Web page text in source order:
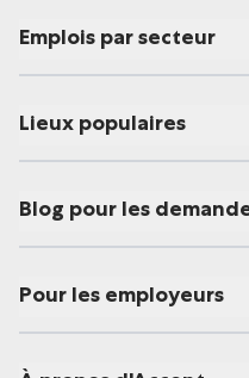
Emplois par secteur
Lieux populaires
Blog pour les
Pour les employeurs